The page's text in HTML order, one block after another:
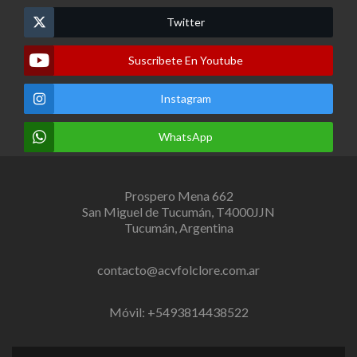
Twitter
Suscribete En Youtube
Instagram
WhatsApp
Prospero Mena 662
San Miguel de Tucumán, T4000JJN
Tucumán, Argentina
contacto@acvfolclore.com.ar
Móvil: +5493814438522